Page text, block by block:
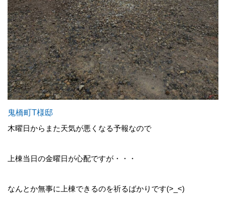
鬼橋町T様邸
木曜日からまた天気が悪くなる予報なので
上棟当日の金曜日が心配ですが・・・
なんとか無事に上棟できるのを祈るばかりです(>_<)